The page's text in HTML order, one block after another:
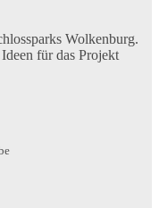
Wolkenburg.
für das Projekt